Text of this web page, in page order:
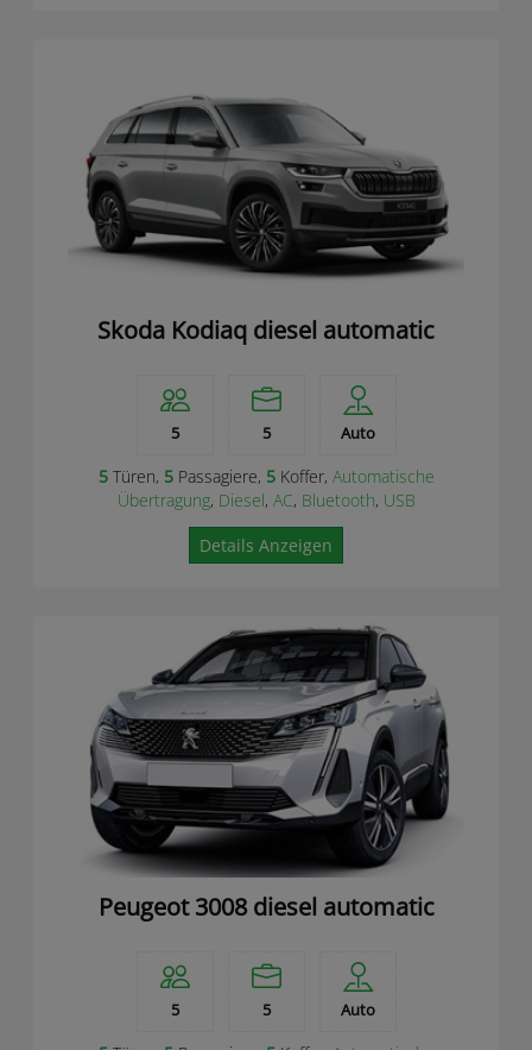
Skoda Kodiaq diesel automatic
5 5 Auto
5Türen, 5Passagiere, 5Koffer, Automatische
Übertragung, Diesel, AC, Bluetooth, USB
Details Anzeigen
Peugeot 3008 diesel automatic
5 5 Auto